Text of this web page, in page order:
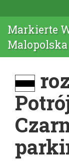
Markierte
Malopolska